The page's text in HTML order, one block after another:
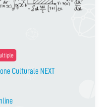
Culturale NEXT